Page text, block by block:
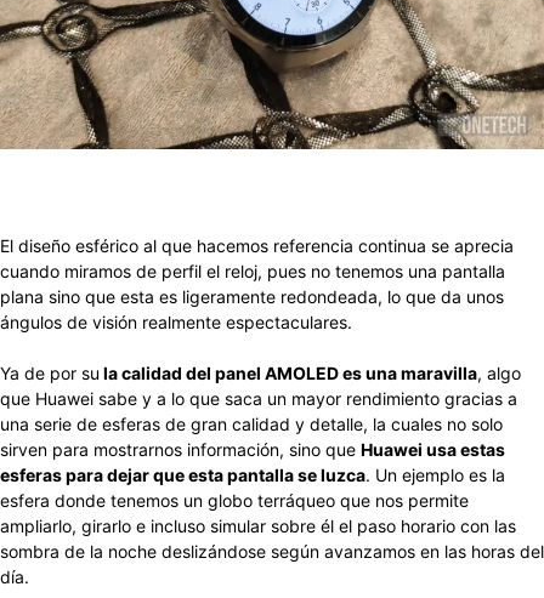
El diseño esférico al que hacemos referencia continua se aprecia
cuando miramos de perfil el reloj, pues no tenemos una pantalla
plana sino que esta es ligeramente redondeada, lo que da unos
ángulos de visión realmente espectaculares.
Ya de por su la calidad del panel AMOLED es una maravilla, algo
que Huawei sabe y a lo que saca un mayor rendimiento gracias a
una serie de esferas de gran calidad y detalle, la cuales no solo
sirven para mostrarnos información, sino que Huawei usa estas
esferas para dejar que esta pantalla se luzca. Un ejemplo es la
esfera donde tenemos un globo terráqueo que nos permite
ampliarlo, girarlo e incluso simular sobre él el paso horario con las
sombra de la noche deslizándose según avanzamos en las horas del
día.